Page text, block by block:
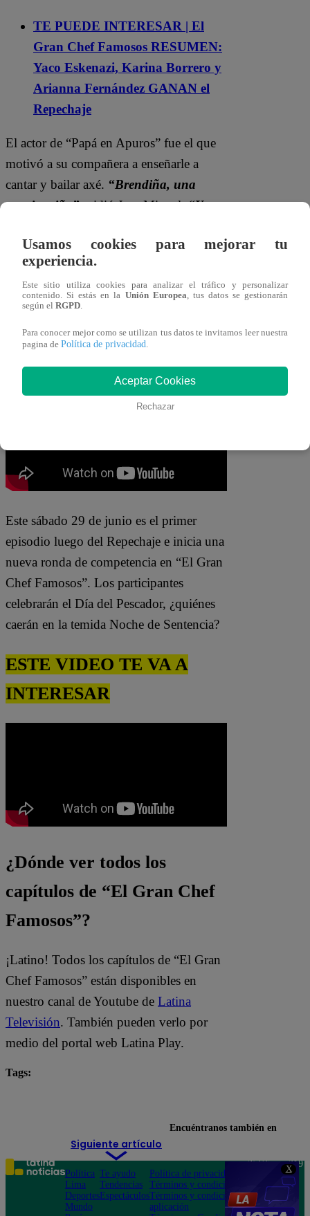
X
TE PUEDE INTERESAR | El
Gran Chef Famosos RESUMEN:
Yaco Eskenazi, Karina Borrero y
Arianna Fernández GANAN el
Repechaje
El actor de “Papá en Apuros” fue el que
motivó a su compañera a enseñarle a
cantar y bailar axé. “Brendiña, una
cancionciña”, pidió Jose Miguel.“Yo
Brasil”, aseguró Brenda antes de empezar
a cantar “El Baile Del Pescao”.
Pero Jose Miguel le hizo otro pedido:
gusta (es canción)”, confesó antes de
lanzar sus mejores pasos de baile.
Este sábado 29 de junio es el primer
episodio luego del Repechaje e inicia una
nueva ronda de competencia en “El Gran
Chef Famosos”. Los participantes
celebrarán el Día del Pescador, ¿quiénes
caerán en la temida Noche de Sentencia?
ESTE VIDEO TE VA A
INTERESAR
¿Dónde ver todos los
capítulos de “El Gran Chef
Famosos”?
¡Latino! Todos los capítulos de “El Gran
Chef Famosos” están disponibles en
nuestro canal de Youtube de Latina
Televisión. También pueden verlo por
medio del portal web Latina Play.
Tags:
Siguiente artículo
Usamos cookies para mejorar tu
experiencia.
Este sitio utiliza cookies para analizar el tráfico y personalizar
contenido. Si estás en la Unión Europea, tus datos se gestionarán
según el RGPD.
Para conocer mejor como se utilizan tus datos te invitamos leer nuestra
pagina de Política de privacidad.
Aceptar Cookies
Rechazar
Encuéntranos también en
Política
Lima
Deportes
Mundo
Te ayudo
Tendencias
Espectáculos
Política de privacidad
Términos y condiciones
Términos y condiciones
aplicación
Teléfono: 219
Av. San
Felipe 968
Jesús María